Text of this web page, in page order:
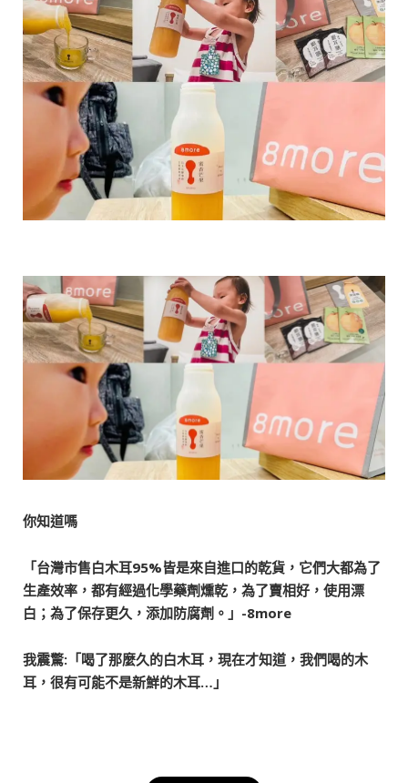
你知道嗎
「台灣市售白木耳95%皆是來自進口的乾貨，它們大都為了
生產效率，都有經過化學藥劑燻乾， 為了賣相好，使用漂
白；為了保存更久，添加防腐劑。」-8more
我震驚:「喝了那麼久的白木耳，現在才知道，我們喝的木
耳，很有可能不是新鮮的木耳…」